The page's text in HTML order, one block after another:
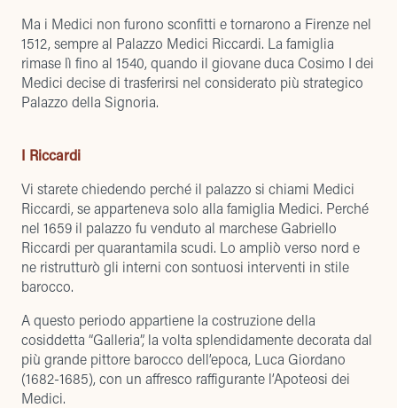
Ma i Medici non furono sconfitti e tornarono a Firenze nel
1512, sempre al Palazzo Medici Riccardi. La famiglia
rimase lì fino al 1540, quando il giovane duca Cosimo I dei
Medici decise di trasferirsi nel considerato più strategico
Palazzo della Signoria.
I Riccardi
Vi starete chiedendo perché il palazzo si chiami Medici
Riccardi, se apparteneva solo alla famiglia Medici. Perché
nel 1659 il palazzo fu venduto al marchese Gabriello
Riccardi per quarantamila scudi. Lo ampliò verso nord e
ne ristrutturò gli interni con sontuosi interventi in stile
barocco.
A questo periodo appartiene la costruzione della
cosiddetta “Galleria”, la volta splendidamente decorata dal
più grande pittore barocco dell’epoca, Luca Giordano
(1682-1685), con un affresco raffigurante l’Apoteosi dei
Medici.